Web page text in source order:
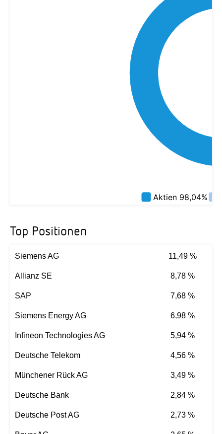
Top Positionen
Siemens AG 11,49 %
Allianz SE 8,78 %
SAP 7,68 %
Siemens Energy AG 6,98 %
Infineon Technologies AG 5,94 %
Deutsche Telekom 4,56 %
Münchener Rück AG 3,49 %
Deutsche Bank 2,84 %
Deutsche Post AG 2,73 %